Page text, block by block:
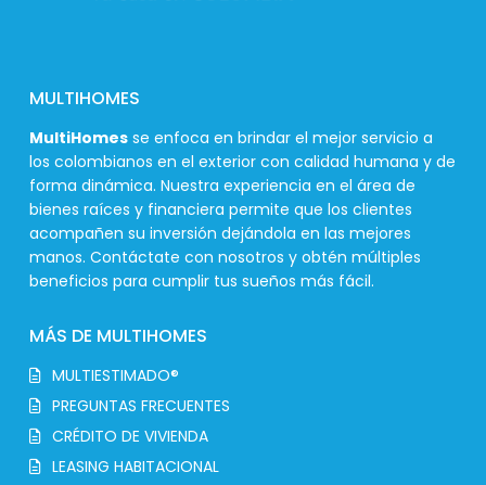
MULTIHOMES
MultiHomes se enfoca en brindar el mejor servicio a
los colombianos en el exterior con calidad humana y de
forma dinámica. Nuestra experiencia en el área de
bienes raíces y financiera permite que los clientes
acompañen su inversión dejándola en las mejores
manos. Contáctate con nosotros y obtén múltiples
beneficios para cumplir tus sueños más fácil.
MÁS DE MULTIHOMES
MULTIESTIMADO®
PREGUNTAS FRECUENTES
CRÉDITO DE VIVIENDA
LEASING HABITACIONAL